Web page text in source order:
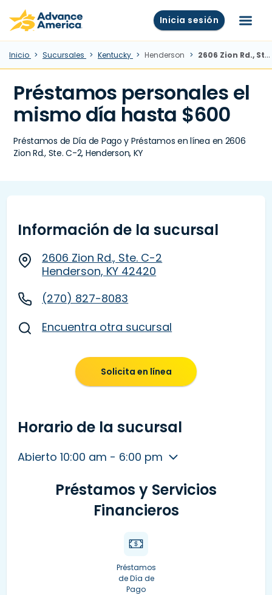
Skip to main content
Advance America home Inicia sesión Menú
Inicio Sucursales Kentucky Henderson 2606 Zion Rd., Ste. C-2, Henderson, KY
Préstamos personales el
mismo día hasta $600
Préstamos de Día de Pago y Préstamos en línea en 2606
Zion Rd., Ste. C-2, Henderson, KY
Información de la sucursal
2606 Zion Rd., Ste. C-2
Henderson, KY 42420
(270) 827-8083
Encuentra otra sucursal
Solicita en línea
Horario de la sucursal
Abierto 10:00 am - 6:00 pm
Préstamos y Servicios
Financieros
Préstamos
de Día de
Pago